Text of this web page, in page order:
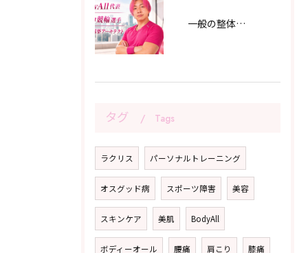
一般の整体師と、元プロアスリートの整体師は何が違うのか？ 肩書きではなく「どのように身体を学び、何を経験してきたか」で選ぶ
タグ Tags
ラクリス パーソナルトレーニング
オスグッド病 スポーツ障害 美容
スキンケア 美肌 BodyAll
ボディーオール 腰痛 肩こり 膝痛